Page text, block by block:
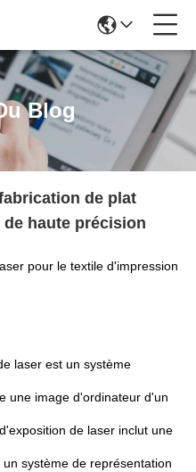
Blog
de plat
haute précision
pour le textile d'impression
laser est un système
une image d'ordinateur d'un
de laser inclut une
système de représentation